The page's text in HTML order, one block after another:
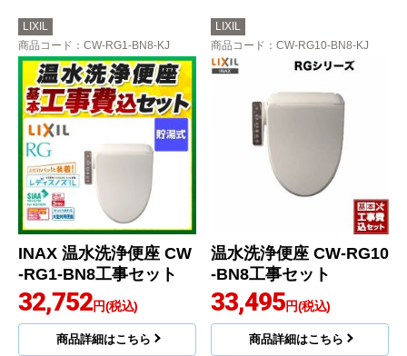
LIXIL
商品コード ：CW-RG1-BN8-KJ
INAX 温水洗浄便座 CW
-RG1-BN8工事セット
32,752円(税込)
商品詳細はこちら
LIXIL
商品コード ：CW-RG10-BN8-KJ
温水洗浄便座 CW-RG10
-BN8工事セット
33,495円(税込)
商品詳細はこちら